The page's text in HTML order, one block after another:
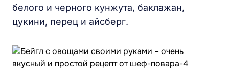
белого и черного кунжута, баклажан,
цукини, перец и айсберг.